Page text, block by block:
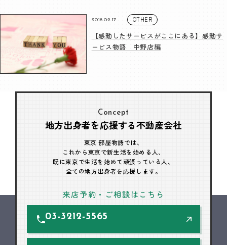
2018.02.17 OTHER
【感動したサービスがここにある】感動サ
ービス物語 中野店編
Concept
地方出身者を応援する不動産会社
東京 部屋物語では、
これから東京で新生活を始める人、
既に東京で生活を始めて頑張っている人、
全ての地方出身者を応援します。
来店予約・ご相談はこちら
03-3212-5565